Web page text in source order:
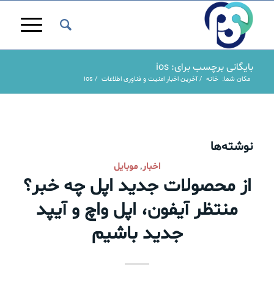
بایگانی برچسب برای: ios
مکان شما: خانه / آخرین اخبار امنیت و فناوری اطلاعات /
ios
نوشته‌ها
اخبار,موبایل
از محصولات جدید اپل چه خبر؟
منتظر آیفون، اپل واچ و آیپد
جدید باشیم